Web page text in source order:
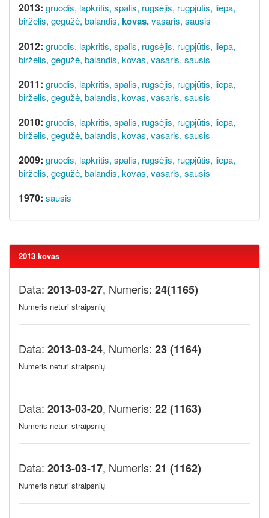
2013: gruodis, lapkritis, spalis, rugsėjis, rugpjūtis, liepa,
birželis, gegužė, balandis, kovas,vasaris, sausis
2012: gruodis, lapkritis, spalis, rugsėjis, rugpjūtis, liepa,
birželis, gegužė, balandis, kovas, vasaris, sausis
2011: gruodis, lapkritis, spalis, rugsėjis, rugpjūtis, liepa,
birželis, gegužė, balandis, kovas, vasaris, sausis
2010: gruodis, lapkritis, spalis, rugsėjis, rugpjūtis, liepa,
birželis, gegužė, balandis, kovas, vasaris, sausis
2009: gruodis, lapkritis, spalis, rugsėjis, rugpjūtis, liepa,
birželis, gegužė, balandis, kovas, vasaris, sausis
1970: sausis
2013 kovas
Data: 2013-03-27, Numeris: 24(1165)
Numeris neturi straipsnių
Data: 2013-03-24, Numeris: 23 (1164)
Numeris neturi straipsnių
Data: 2013-03-20, Numeris: 22 (1163)
Numeris neturi straipsnių
Data: 2013-03-17, Numeris: 21 (1162)
Numeris neturi straipsnių